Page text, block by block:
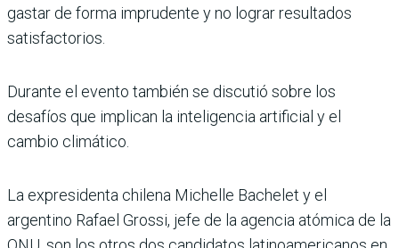
gastar de forma imprudente y no lograr resultados
satisfactorios.
Durante el evento también se discutió sobre los
desafíos que implican la inteligencia artificial y el
cambio climático.
La expresidenta chilena Michelle Bachelet y el
argentino Rafael Grossi, jefe de la agencia atómica de la